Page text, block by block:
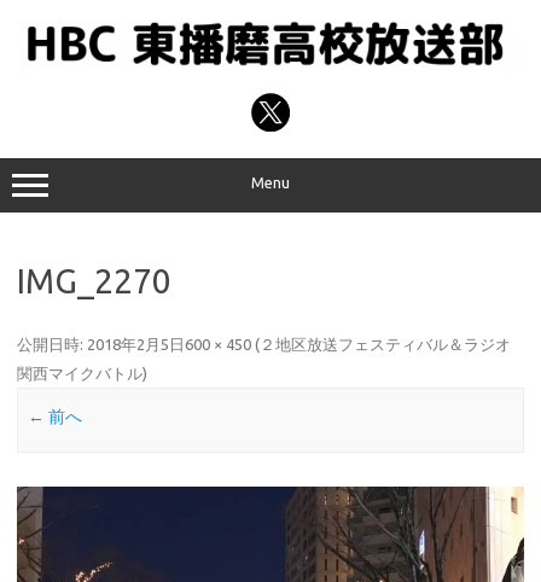
プ
Menu
IMG_2270
公開日時: 2018年2月5日 600 × 450 ( ２地区放送フェスティバル＆ラジオ
関西マイクバトル)
← 前へ